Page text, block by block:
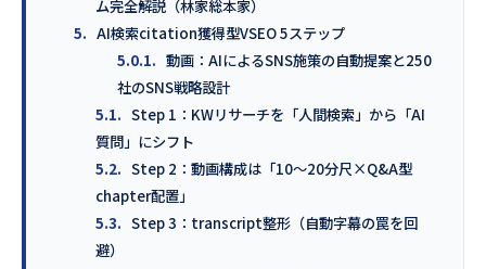
ム完全解説（林家総本家）
5. AI検索citation獲得型VSEO 5ステップ
5.0.1. 動画：AIによるSNS施策の自動提案と250
社のSNS戦略設計
5.1. Step 1：KWリサーチを「人間検索」から「AI
質問」にシフト
5.2. Step 2：動画構成は「10〜20分尺×Q&A型
chapter配置」
5.3. Step 3：transcript整形（自動字幕の罠を回
避）